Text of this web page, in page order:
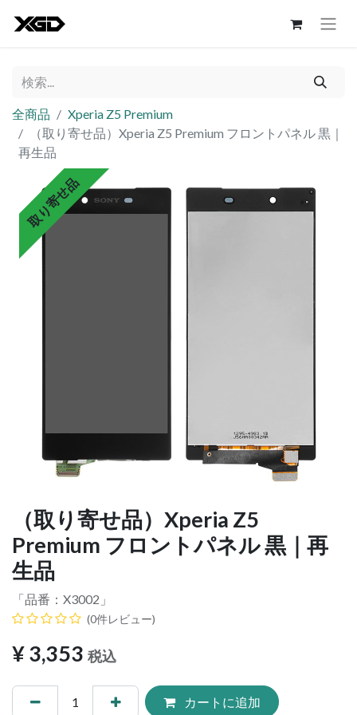
全商品
Xperia Z5 Premium
（取り寄せ品）Xperia Z5 Premium フロントパネル 黒｜
再生品
取り寄せ品
（取り寄せ品）Xperia Z5
Premium フロントパネル 黒｜再
生品
「品番： X3002 」
(0件レビュー)
¥3,353 税込
カートに追加